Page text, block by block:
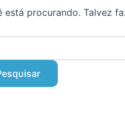
procurando. Talvez